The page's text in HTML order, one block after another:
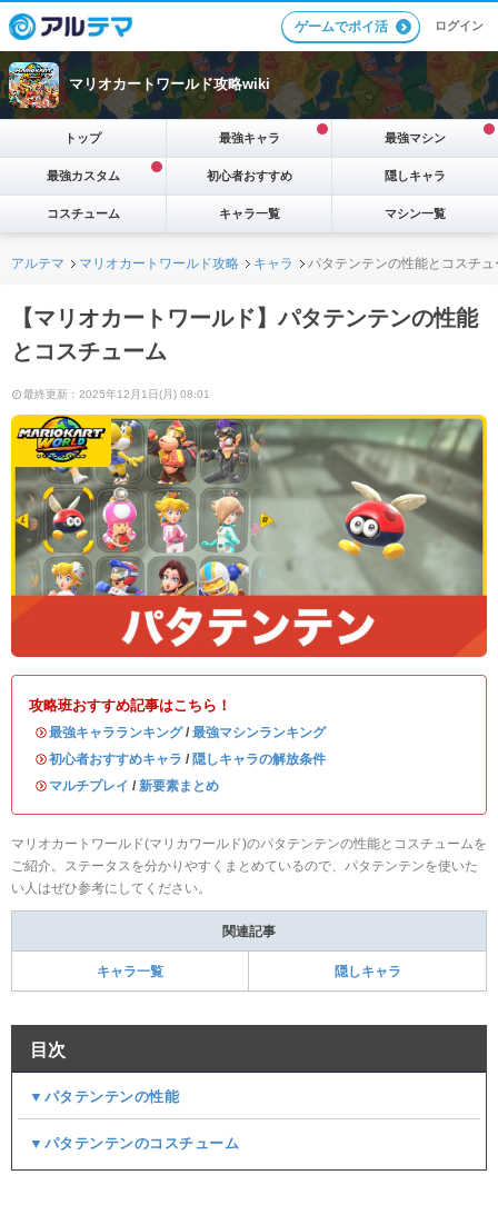
ゲームでポイ活 ログイン
マリオカートワールド攻略wiki
トップ 最強キャラ 最強マシン
最強カスタム 初心者おすすめ 隠しキャラ
コスチューム キャラ一覧 マシン一覧
アルテマ マリオカートワールド攻略 キャラ パタテンテンの性能とコスチュ
【マリオカートワールド】パタテンテンの性能
とコスチューム
最終更新：2025年12月1日(月) 08:01
攻略班おすすめ記事はこちら！
・最強キャラランキング/ 最強マシンランキング
・初心者おすすめキャラ / 隠しキャラの解放条件
・ マルチプレイ / 新要素まとめ
マリオカートワールド(マリカワールド)のパタテンテンの性能とコスチュームを
ご紹介。ステータスを分かりやすくまとめているので、パタテンテンを使いた
い人はぜひ参考にしてください。
関連記事
キャラ一覧 隠しキャラ
目次
▼パタテンテンの性能
▼パタテンテンのコスチューム